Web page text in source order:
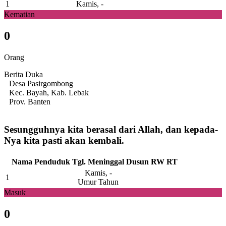
1
Kamis, -
Kematian
0
Orang
Berita Duka
Desa Pasirgombong
Kec. Bayah, Kab. Lebak
Prov. Banten
Sesungguhnya kita berasal dari Allah, dan kepada-
Nya kita pasti akan kembali.
Nama Penduduk Tgl. Meninggal Dusun RW RT
1
Kamis, -
Umur Tahun
Masuk
0